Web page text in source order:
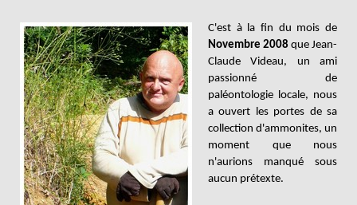
C'est à la fin du mois de
Novembre 2008 que Jean-
Claude Videau, un ami
passionné de
paléontologie locale, nous
a ouvert les portes de sa
collection d'ammonites, un
moment que nous
n'aurions manqué sous
aucun prétexte.